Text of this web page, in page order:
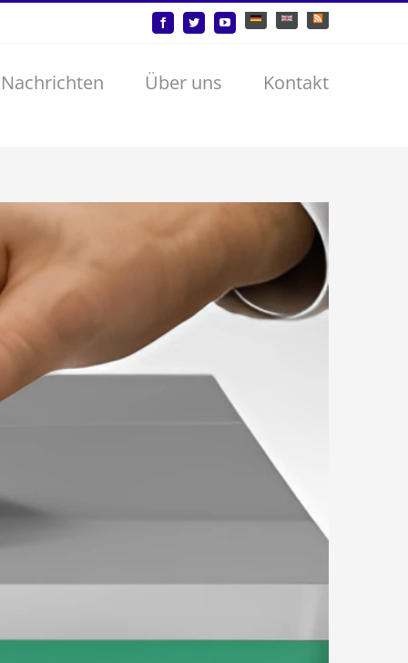
FacebookTwitterYouTubeDeutschEnglish Benutzerdefiniert
Über uns Kontakt